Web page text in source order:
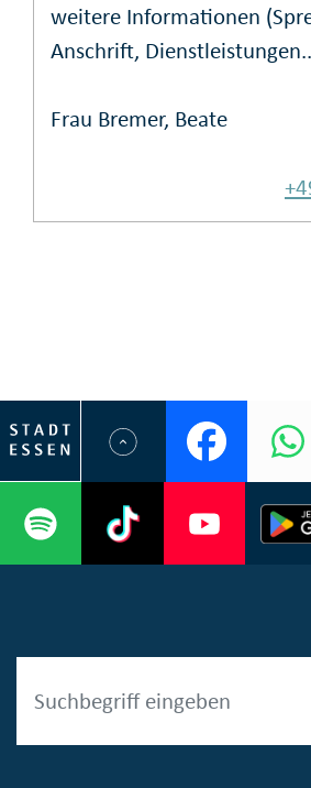
weitere Informationen
Anschrift,
Frau Bremer, Beate